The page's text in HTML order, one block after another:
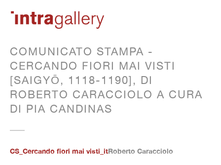
COMUNICATO STAMPA -
CERCANDO FIORI MAI VISTI
[SAIGYŌ, 1118-1190], DI
ROBERTO CARACCIOLO A CURA
DI PIA CANDINAS
CS_Cercando fiori mai visti_itRoberto Caracciolo